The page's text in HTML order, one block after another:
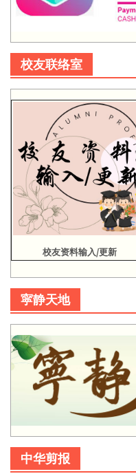
校友联络室
校友资料输入/更新
寜静天地
中华剪报